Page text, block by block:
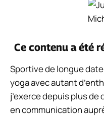
Ce contenu a été
Sportive de longue
yoga avec autant
j’exerce depuis plus
en communication